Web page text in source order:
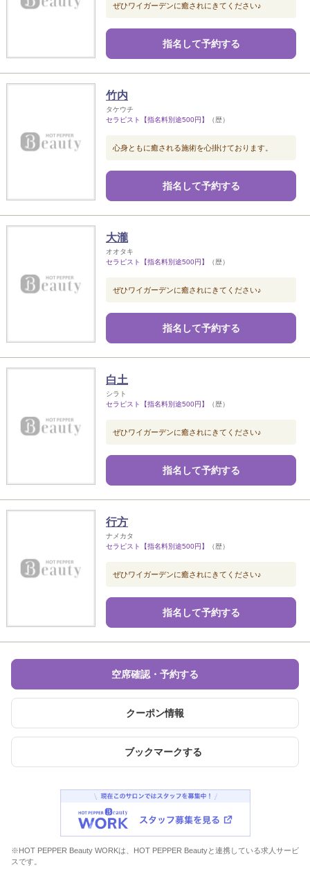
ぜひワイガーデンに癒されにきてください♪
指名して予約する
竹内
タケウチ
セラピスト【指名料別途500円】
（歴）
心身ともに癒される施術を心掛けております。
指名して予約する
大瀧
オオタキ
セラピスト【指名料別途500円】
（歴）
ぜひワイガーデンに癒されにきてください♪
指名して予約する
白土
シラト
セラピスト【指名料別途500円】
（歴）
ぜひワイガーデンに癒されにきてください♪
指名して予約する
行方
ナメカタ
セラピスト【指名料別途500円】
（歴）
ぜひワイガーデンに癒されにきてください♪
指名して予約する
空席確認・予約する
クーポン情報
ブックマークする
※HOT PEPPER Beauty WORKは、HOT PEPPER Beautyと連携している求人サービ
スです。